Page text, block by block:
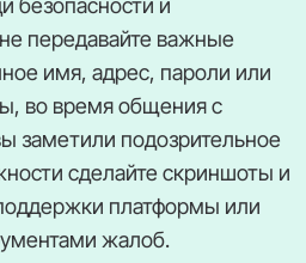
передавайте важные
имя, адрес, пароли или
во время общения с
заметили подозрительное
сделайте скриншоты и
платформы или
жалоб.